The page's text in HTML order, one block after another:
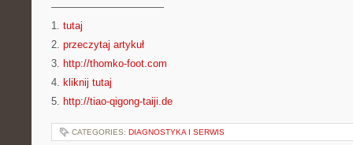
———————————
1. tutaj
2. przeczytaj artykuł
3. http://thomko-foot.com
4. kliknij tutaj
5. http://tiao-qigong-taiji.de
CATEGORIES: DIAGNOSTYKA I SERWIS